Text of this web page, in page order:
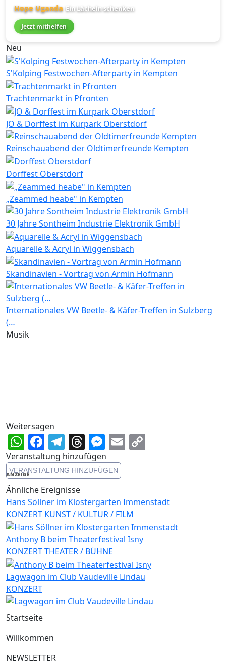
Hope Uganda Ein Lächeln schenken
Jetzt mithelfen
Neu
S'Kolping Festwochen-Afterparty in Kempten
Trachtenmarkt in Pfronten
JO & Dorffest im Kurpark Oberstdorf
Reinschauabend der Oldtimerfreunde Kempten
Dorffest Oberstdorf
„Zeammed heabe" in Kempten
30 Jahre Sontheim Industrie Elektronik GmbH
Aquarelle & Acryl in Wiggensbach
Skandinavien - Vortrag von Armin Hofmann
Internationales VW Beetle- & Käfer-Treffen in Sulzberg
(…
Musik
Weitersagen
WhatsApp
Facebook
Telegram
Threads
Messenger
Email
Veranstaltung hinzufügen
VERANSTALTUNG HINZUFÜGEN
ANZEIGE
Ähnliche Ereignisse
Hans Söllner im Klostergarten Immenstadt
KONZERT KUNST / KULTUR / FILM
Anthony B beim Theaterfestival Isny
KONZERTTHEATER / BÜHNE
Lagwagon im Club Vaudeville Lindau
KONZERT
Startseite
Willkommen
NEWSLETTER